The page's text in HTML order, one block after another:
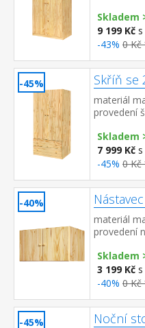
variabilních
Skladem
9 199 Kč
-43% 0
-45% Skříň se
materiál
provedení
pojezdy
Skladem
7 999 Kč
-45% 0
-40%
materiál
provedení
Skladem
3 199 Kč
-40% 0
-45% Noční